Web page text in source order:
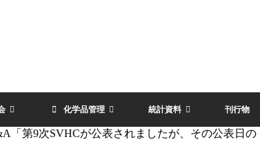
化学品管理 統計資料 刊行物
「第9次SVHCが公表されましたが、その公表日